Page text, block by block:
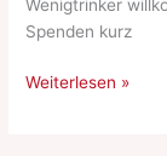
Wenigtrinker
Spenden kurz
Nächster
Weiterlesen »